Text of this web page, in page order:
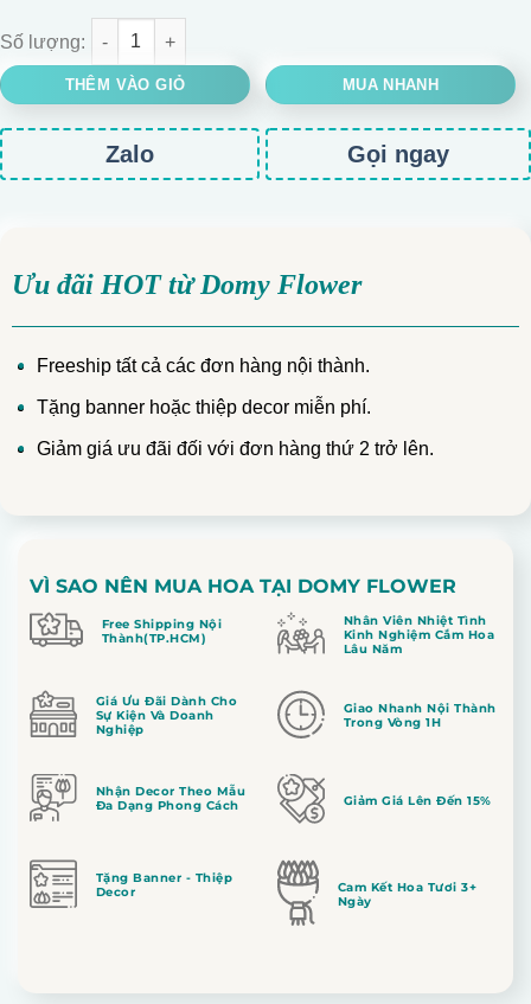
Bó Hoa bông bi xanh số lượng
THÊM VÀO GIỎ MUA NHANH
Zalo Gọi ngay
Ưu đãi HOT từ Domy Flower
Freeship tất cả các đơn hàng nội thành.
Tặng banner hoặc thiệp decor miễn phí.
Giảm giá ưu đãi đối với đơn hàng thứ 2 trở lên.
VÌ SAO NÊN MUA HOA TẠI DOMY FLOWER
Free Shipping Nội
Thành(TP.HCM)
Nhân Viên Nhiệt Tình
Kinh Nghiệm Cắm Hoa
Lâu Năm
Giá Ưu Đãi Dành Cho
Sự Kiện Và Doanh
Nghiệp
Giao Nhanh Nội Thành
Trong Vòng 1H
Nhận Decor Theo Mẫu
Đa Dạng Phong Cách
Giảm Giá Lên Đến 15%
Tặng Banner - Thiệp
Decor
Cam Kết Hoa Tươi 3+
Ngày